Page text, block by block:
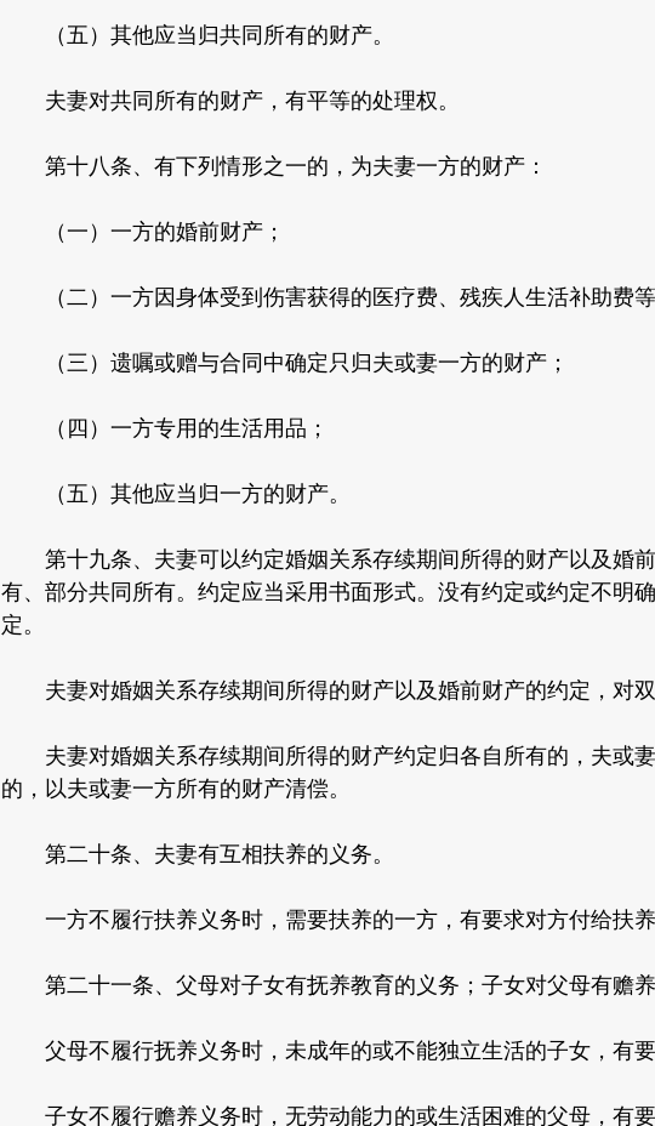
（五）其他应当归共同所有的财产。
夫妻对共同所有的财产，有平等的处理权。
第十八条、有下列情形之一的，为夫妻一方的财产：
（一）一方的婚前财产；
（二）一方因身体受到伤害获得的医疗费、残疾人生活补助费等
（三）遗嘱或赠与合同中确定只归夫或妻一方的财产；
（四）一方专用的生活用品；
（五）其他应当归一方的财产。
第十九条、夫妻可以约定婚姻关系存续期间所得的财产以及婚
有、部分共同所有。约定应当采用书面形式。没有约定或约定不明
定。
夫妻对婚姻关系存续期间所得的财产以及婚前财产的约定，对双
夫妻对婚姻关系存续期间所得的财产约定归各自所有的，夫或
的，以夫或妻一方所有的财产清偿。
第二十条、夫妻有互相扶养的义务。
一方不履行扶养义务时，需要扶养的一方，有要求对方付给扶养
第二十一条、父母对子女有抚养教育的义务；子女对父母有赡养
父母不履行抚养义务时，未成年的或不能独立生活的子女，有要
子女不履行赡养义务时，无劳动能力的或生活困难的父母，有要